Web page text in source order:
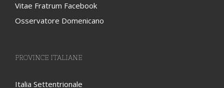
Vitae Fratrum Facebook
Osservatore Domenicano
PROVINCE ITALIANE
Italia Settentrionale